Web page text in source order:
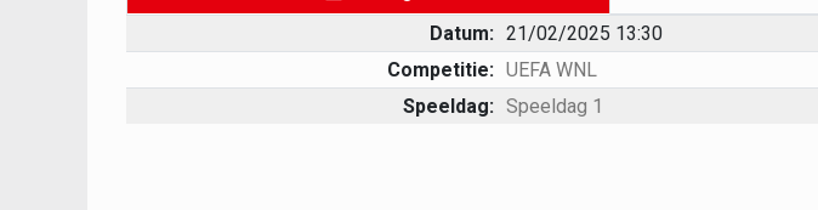
Datum: 21/02/2025 13:30
Competitie: UEFA WNL
Speeldag: Speeldag 1